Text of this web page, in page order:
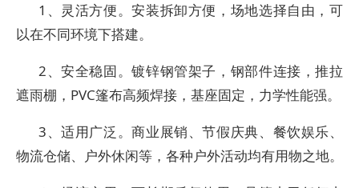
1、灵活方便。安装拆卸方便，场地选择自由，可
以在不同环境下搭建。
2、安全稳固。镀锌钢管架子，钢部件连接，推拉
遮雨棚，PVC篷布高频焊接，基座固定，力学性能强。
3、适用广泛。商业展销、节假庆典、餐饮娱乐、
物流仓储、户外休闲等，各种户外活动均有用物之地。